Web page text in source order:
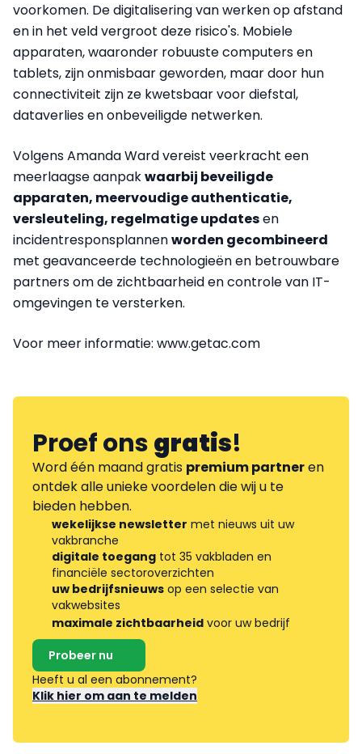
voorkomen. De digitalisering van werken op afstand
en in het veld vergroot deze risico's. Mobiele
apparaten, waaronder robuuste computers en
tablets, zijn onmisbaar geworden, maar door hun
connectiviteit zijn ze kwetsbaar voor diefstal,
dataverlies en onbeveiligde netwerken.
Volgens Amanda Ward vereist veerkracht een
meerlaagse aanpakwaarbij beveiligde
apparaten, meervoudige authenticatie,
versleuteling, regelmatige updatesen
incidentresponsplannenworden gecombineerd
met geavanceerde technologieën en betrouwbare
partners om de zichtbaarheid en controle van IT-
omgevingen te versterken.
Voor meer informatie: www.getac.com
Proef onsgratis!
Word één maand gratis premium partneren
ontdek alle unieke voordelen die wij u te
bieden hebben.
wekelijkse newsletter met nieuws uit uw
vakbranche
digitale toegang tot 35 vakbladen en
financiële sectoroverzichten
uw bedrijfsnieuws op een selectie van
vakwebsites
maximale zichtbaarheid voor uw bedrijf
Probeer nu
Heeft u al een abonnement?
Klik hier om aan te melden